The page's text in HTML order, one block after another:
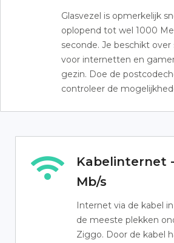
Glasvezel is opmerkelijk
oplopend tot wel 1000
seconde. Je beschikt
voor internetten en
gezin. Doe de
controleer de
Kabelinternet
Mb/s
Internet via de kabel
de meeste plekken
Ziggo. Door de kabel